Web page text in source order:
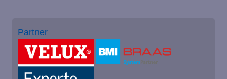
Partner